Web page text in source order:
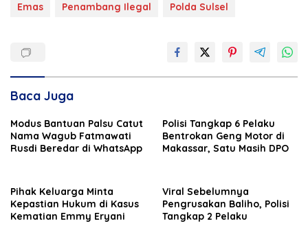
Emas Penambang Ilegal Polda Sulsel
Baca Juga
Modus Bantuan Palsu Catut
Nama Wagub Fatmawati
Rusdi Beredar di WhatsApp
Polisi Tangkap 6 Pelaku
Bentrokan Geng Motor di
Makassar, Satu Masih DPO
Pihak Keluarga Minta
Kepastian Hukum di Kasus
Kematian Emmy Eryani
Viral Sebelumnya
Pengrusakan Baliho, Polisi
Tangkap 2 Pelaku